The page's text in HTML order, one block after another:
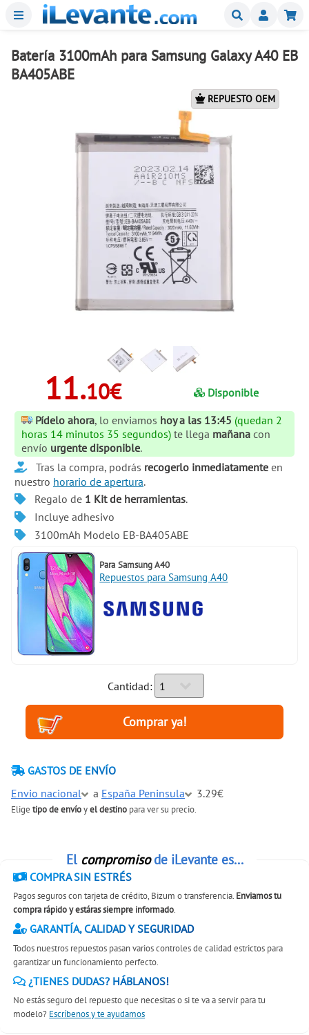
Menu Buscar
Batería 3100mAh para Samsung Galaxy A40 EB
BA405ABE
REPUESTO OEM
11.10€
Disponible
Pídelo ahora, lo enviamos hoy a las 13:45 (quedan 2
horas 14 minutos 34 segundos) te llega mañana con
envío urgente disponible.
Tras la compra, podrás recogerlo inmediatamenteen
nuestro horario de apertura.
Regalo de 1 Kit de herramientas.
Incluye adhesivo
3100mAh Modelo EB-BA405ABE
Para Samsung A40
Repuestos para Samsung A40
Cantidad:
GASTOS DE ENVÍO
Envio nacional
a España Peninsula 3.29€
Elige tipo de envíoyel destino para ver su precio.
El compromisode iLevante es...
COMPRA SIN ESTRÉS
Pagos seguros con tarjeta de crédito, Bizum o transferencia. Enviamos tu
compra rápido y estáras siempre informado.
GARANTÍA, CALIDAD Y SEGURIDAD
Todos nuestros repuestos pasan varios controles de calidad estrictos para
garantizar un funcionamiento perfecto.
¿TIENES DUDAS? HÁBLANOS!
No estás seguro del repuesto que necesitas o si te va a servir para tu
modelo? Escríbenos y te ayudamos